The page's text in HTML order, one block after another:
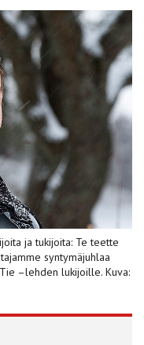
ja tukijoita: Te teette
syntymäjuhlaa
–lehden lukijoille. Kuva: